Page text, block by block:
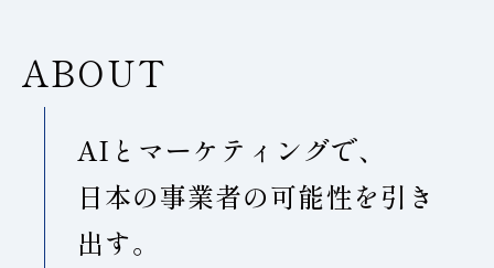
ABOUT
AIとマーケティングで、
日本の事業者の可能性を引き
出す。